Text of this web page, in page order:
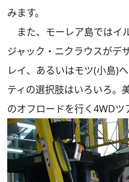
みます。
また、モーレア島ではイ
ジャック・ニクラウスがデ
レイ、あるいはモツ(小島)
ティの選択肢はいろいろ。
のオフロードを行く4WDツ